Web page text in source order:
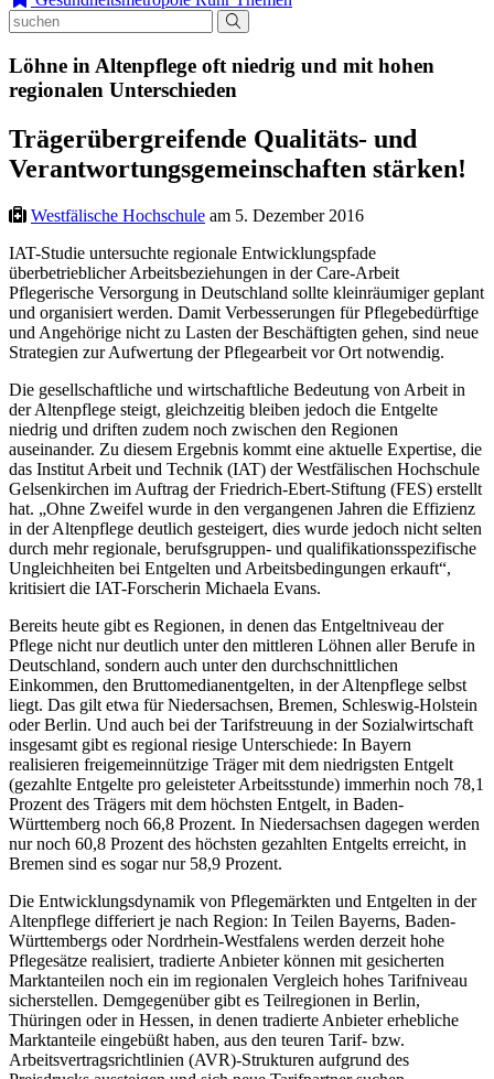
Löhne in Altenpflege oft niedrig und mit hohen
regionalen Unterschieden
Trägerübergreifende Qualitäts- und
Verantwortungsgemeinschaften stärken!
Westfälische Hochschule am 5. Dezember 2016
IAT-Studie untersuchte regionale Entwicklungspfade
überbetrieblicher Arbeitsbeziehungen in der Care-Arbeit
Pflegerische Versorgung in Deutschland sollte kleinräumiger geplant
und organisiert werden. Damit Verbesserungen für Pflegebedürftige
und Angehörige nicht zu Lasten der Beschäftigten gehen, sind neue
Strategien zur Aufwertung der Pflegearbeit vor Ort notwendig.
Die gesellschaftliche und wirtschaftliche Bedeutung von Arbeit in
der Altenpflege steigt, gleichzeitig bleiben jedoch die Entgelte
niedrig und driften zudem noch zwischen den Regionen
auseinander. Zu diesem Ergebnis kommt eine aktuelle Expertise, die
das Institut Arbeit und Technik (IAT) der Westfälischen Hochschule
Gelsenkirchen im Auftrag der Friedrich-Ebert-Stiftung (FES) erstellt
hat. „Ohne Zweifel wurde in den vergangenen Jahren die Effizienz
in der Altenpflege deutlich gesteigert, dies wurde jedoch nicht selten
durch mehr regionale, berufsgruppen- und qualifikationsspezifische
Ungleichheiten bei Entgelten und Arbeitsbedingungen erkauft“,
kritisiert die IAT-Forscherin Michaela Evans.
Bereits heute gibt es Regionen, in denen das Entgeltniveau der
Pflege nicht nur deutlich unter den mittleren Löhnen aller Berufe in
Deutschland, sondern auch unter den durchschnittlichen
Einkommen, den Bruttomedianentgelten, in der Altenpflege selbst
liegt. Das gilt etwa für Niedersachsen, Bremen, Schleswig-Holstein
oder Berlin. Und auch bei der Tarifstreuung in der Sozialwirtschaft
insgesamt gibt es regional riesige Unterschiede: In Bayern
realisieren freigemeinnützige Träger mit dem niedrigsten Entgelt
(gezahlte Entgelte pro geleisteter Arbeitsstunde) immerhin noch 78,1
Prozent des Trägers mit dem höchsten Entgelt, in Baden-
Württemberg noch 66,8 Prozent. In Niedersachsen dagegen werden
nur noch 60,8 Prozent des höchsten gezahlten Entgelts erreicht, in
Bremen sind es sogar nur 58,9 Prozent.
Die Entwicklungsdynamik von Pflegemärkten und Entgelten in der
Altenpflege differiert je nach Region: In Teilen Bayerns, Baden-
Württembergs oder Nordrhein-Westfalens werden derzeit hohe
Pflegesätze realisiert, tradierte Anbieter können mit gesicherten
Marktanteilen noch ein im regionalen Vergleich hohes Tarifniveau
sicherstellen. Demgegenüber gibt es Teilregionen in Berlin,
Thüringen oder in Hessen, in denen tradierte Anbieter erhebliche
Marktanteile eingebüßt haben, aus den teuren Tarif- bzw.
Arbeitsvertragsrichtlinien (AVR)-Strukturen aufgrund des